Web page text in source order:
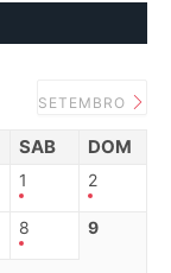
SETEMBRO
SAB DOM
1 2
8 9